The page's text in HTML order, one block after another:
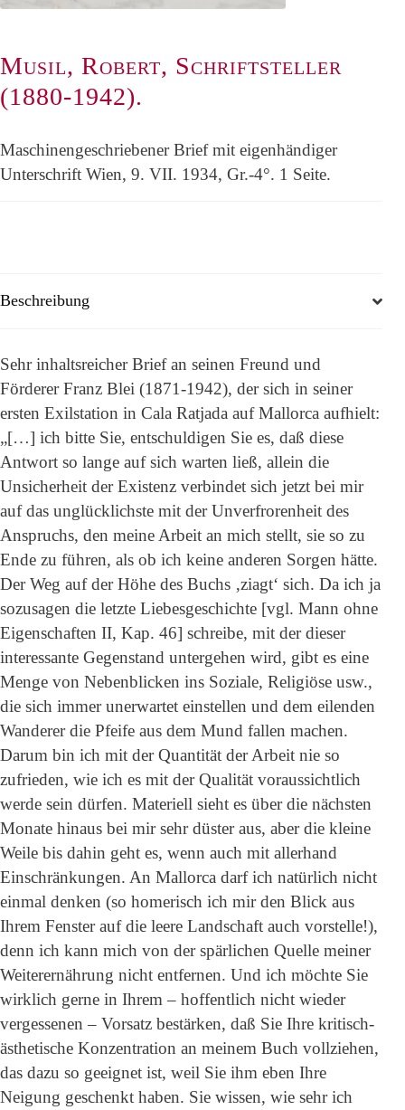
Musil, Robert, Schriftsteller
(1880-1942).
Maschinengeschriebener Brief mit eigenhändiger
Unterschrift Wien, 9. VII. 1934, Gr.-4°. 1 Seite.
Beschreibung
Sehr inhaltsreicher Brief an seinen Freund und
Förderer Franz Blei (1871-1942), der sich in seiner
ersten Exilstation in Cala Ratjada auf Mallorca aufhielt:
„[…] ich bitte Sie, entschuldigen Sie es, daß diese
Antwort so lange auf sich warten ließ, allein die
Unsicherheit der Existenz verbindet sich jetzt bei mir
auf das unglücklichste mit der Unverfrorenheit des
Anspruchs, den meine Arbeit an mich stellt, sie so zu
Ende zu führen, als ob ich keine anderen Sorgen hätte.
Der Weg auf der Höhe des Buchs ‚ziagt‘ sich. Da ich ja
sozusagen die letzte Liebesgeschichte [vgl. Mann ohne
Eigenschaften II, Kap. 46] schreibe, mit der dieser
interessante Gegenstand untergehen wird, gibt es eine
Menge von Nebenblicken ins Soziale, Religiöse usw.,
die sich immer unerwartet einstellen und dem eilenden
Wanderer die Pfeife aus dem Mund fallen machen.
Darum bin ich mit der Quantität der Arbeit nie so
zufrieden, wie ich es mit der Qualität voraussichtlich
werde sein dürfen. Materiell sieht es über die nächsten
Monate hinaus bei mir sehr düster aus, aber die kleine
Weile bis dahin geht es, wenn auch mit allerhand
Einschränkungen. An Mallorca darf ich natürlich nicht
einmal denken (so homerisch ich mir den Blick aus
Ihrem Fenster auf die leere Landschaft auch vorstelle!),
denn ich kann mich von der spärlichen Quelle meiner
Weiterernährung nicht entfernen. Und ich möchte Sie
wirklich gerne in Ihrem – hoffentlich nicht wieder
vergessenen – Vorsatz bestärken, daß Sie Ihre kritisch-
ästhetische Konzentration an meinem Buch vollziehen,
das dazu so geeignet ist, weil Sie ihm eben Ihre
Neigung geschenkt haben. Sie wissen, wie sehr ich